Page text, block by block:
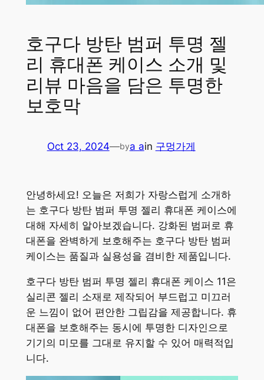
호구다 방탄 범퍼 투명 젤
리 휴대폰 케이스 소개 및
리뷰 마음을 담은 투명한
보호막
Oct 23, 2024—bya ain 구멍가게
안녕하세요! 오늘은 저희가 자랑스럽게 소개하
는 호구다 방탄 범퍼 투명 젤리 휴대폰 케이스에
대해 자세히 알아보겠습니다. 강화된 범퍼로 휴
대폰을 완벽하게 보호해주는 호구다 방탄 범퍼
케이스는 품질과 실용성을 겸비한 제품입니다.
호구다 방탄 범퍼 투명 젤리 휴대폰 케이스 11은
실리콘 젤리 소재로 제작되어 부드럽고 미끄러
운 느낌이 없어 편안한 그립감을 제공합니다. 휴
대폰을 보호해주는 동시에 투명한 디자인으로
기기의 미모를 그대로 유지할 수 있어 매력적입
니다.